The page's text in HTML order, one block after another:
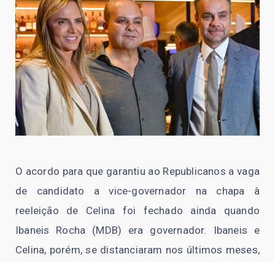
O acordo para que garantiu ao Republicanos a vaga
de candidato a vice-governador na chapa à
reeleição de Celina foi fechado ainda quando
Ibaneis Rocha (MDB) era governador. Ibaneis e
Celina, porém, se distanciaram nos últimos meses,